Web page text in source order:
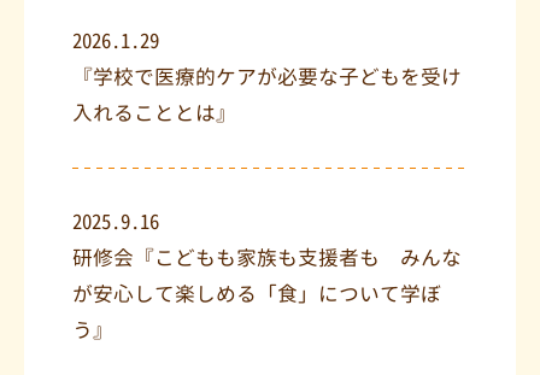
2026.1.29
『学校で医療的ケアが必要な子どもを受け
入れることとは』
2025.9.16
研修会『こどもも家族も支援者も みんな
が安心して楽しめる「食」について学ぼ
う』